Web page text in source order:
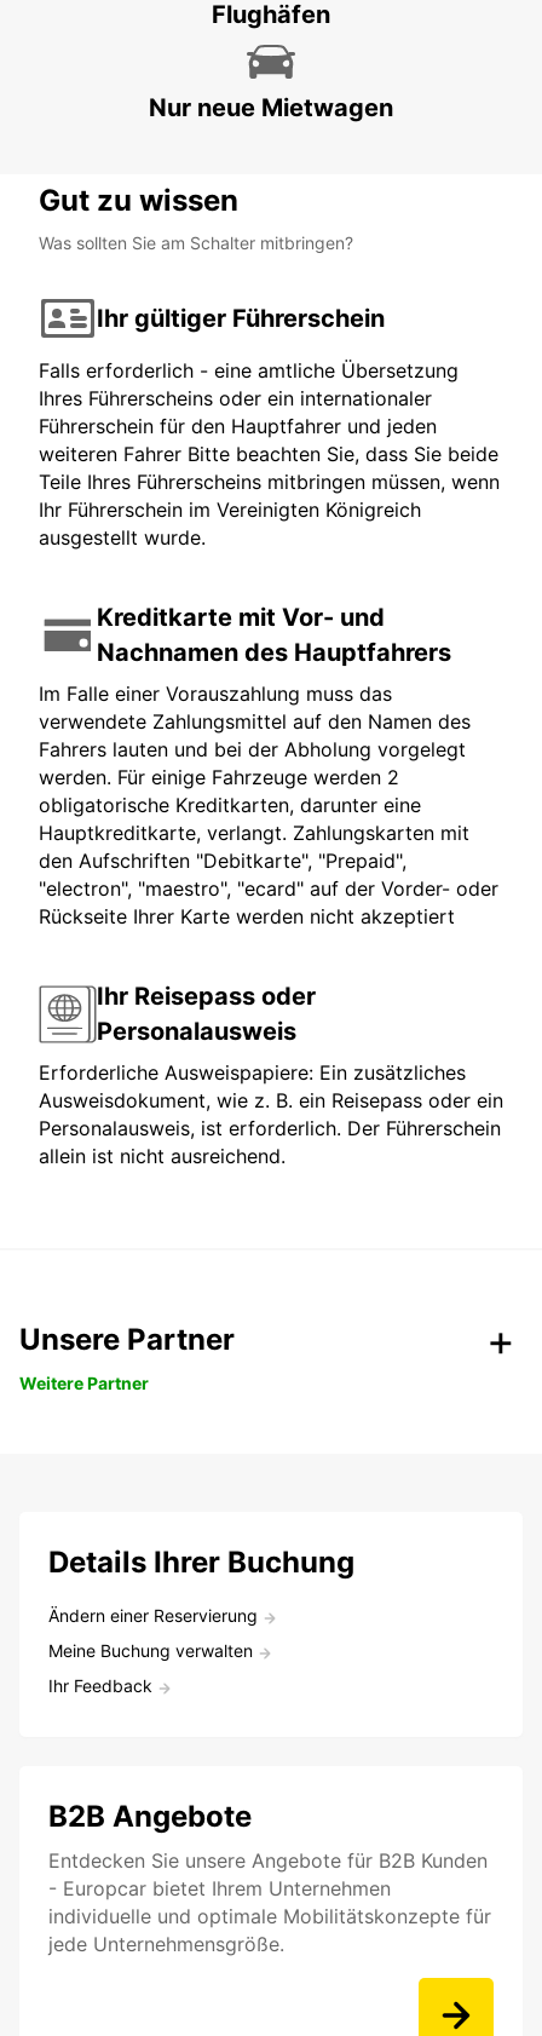
Flughäfen
Nur neue Mietwagen
Gut zu wissen
Was sollten Sie am Schalter mitbringen?
Ihr gültiger Führerschein
Falls erforderlich - eine amtliche Übersetzung
Ihres Führerscheins oder ein internationaler
Führerschein für den Hauptfahrer und jeden
weiteren Fahrer Bitte beachten Sie, dass Sie beide
Teile Ihres Führerscheins mitbringen müssen, wenn
Ihr Führerschein im Vereinigten Königreich
ausgestellt wurde.
Kreditkarte mit Vor- und
Nachnamen des Hauptfahrers
Im Falle einer Vorauszahlung muss das
verwendete Zahlungsmittel auf den Namen des
Fahrers lauten und bei der Abholung vorgelegt
werden. Für einige Fahrzeuge werden 2
obligatorische Kreditkarten, darunter eine
Hauptkreditkarte, verlangt. Zahlungskarten mit
den Aufschriften "Debitkarte", "Prepaid",
"electron", "maestro", "ecard" auf der Vorder- oder
Rückseite Ihrer Karte werden nicht akzeptiert
Ihr Reisepass oder
Personalausweis
Erforderliche Ausweispapiere: Ein zusätzliches
Ausweisdokument, wie z. B. ein Reisepass oder ein
Personalausweis, ist erforderlich. Der Führerschein
allein ist nicht ausreichend.
Unsere Partner
Weitere Partner
Details Ihrer Buchung
Ändern einer Reservierung
Meine Buchung verwalten
Ihr Feedback
B2B Angebote
Entdecken Sie unsere Angebote für B2B Kunden
- Europcar bietet Ihrem Unternehmen
individuelle und optimale Mobilitätskonzepte für
jede Unternehmensgröße.